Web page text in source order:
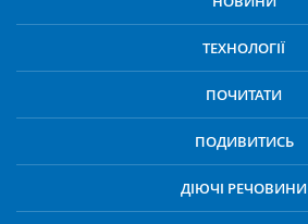
ТЕХНОЛОГІЇ
ПОЧИТАТИ
ПОДИВИТИСЬ
ДІЮЧІ РЕЧОВИНИ